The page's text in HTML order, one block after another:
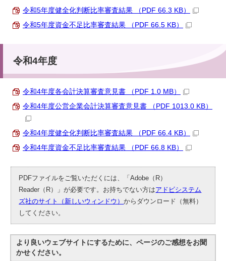
令和5年度健全化判断比率審査結果 （PDF 66.3 KB）
令和5年度資金不足比率審査結果 （PDF 66.5 KB）
令和4年度
令和4年度各会計決算審査意見書 （PDF 1.0 MB）
令和4年度公営企業会計決算審査意見書 （PDF 1013.0 KB）
令和4年度健全化判断比率審査結果 （PDF 66.4 KB）
令和4年度資金不足比率審査結果 （PDF 66.8 KB）
PDFファイルをご覧いただくには、「Adobe（R）
Reader（R）」が必要です。お持ちでない方はアドビシステム
ズ社のサイト（新しいウィンドウ）からダウンロード（無料）
してください。
より良いウェブサイトにするために、ページのご感想をお聞
かせください。